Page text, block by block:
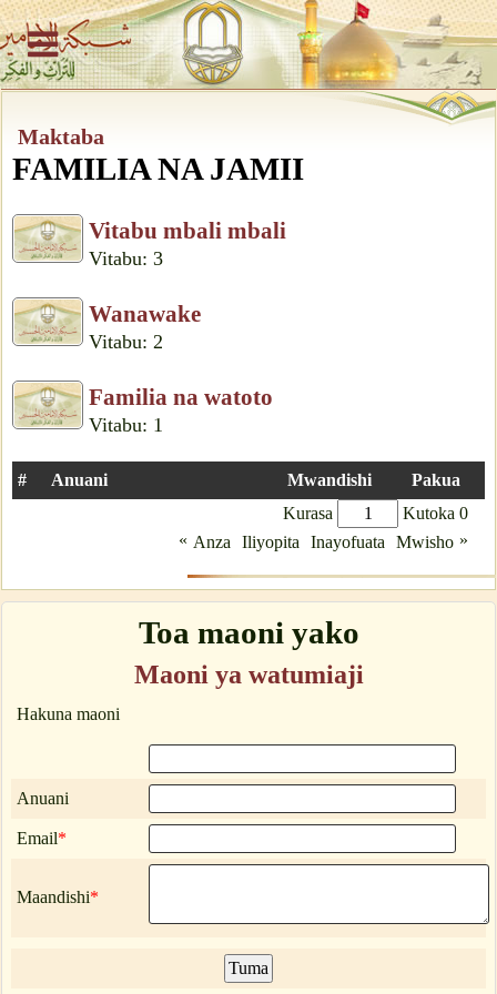
Maktaba
FAMILIA NA JAMII
Vitabu mbali mbali
Vitabu: 3
Wanawake
Vitabu: 2
Familia na watoto
Vitabu: 1
# Anuani Mwandishi
Pakua
Kurasa
Kutoka 0
« Anza Iliyopita Inayofuata Mwisho »
Toa maoni yako
Maoni ya watumiaji
Hakuna maoni
Anuani
Email*
Maandishi*